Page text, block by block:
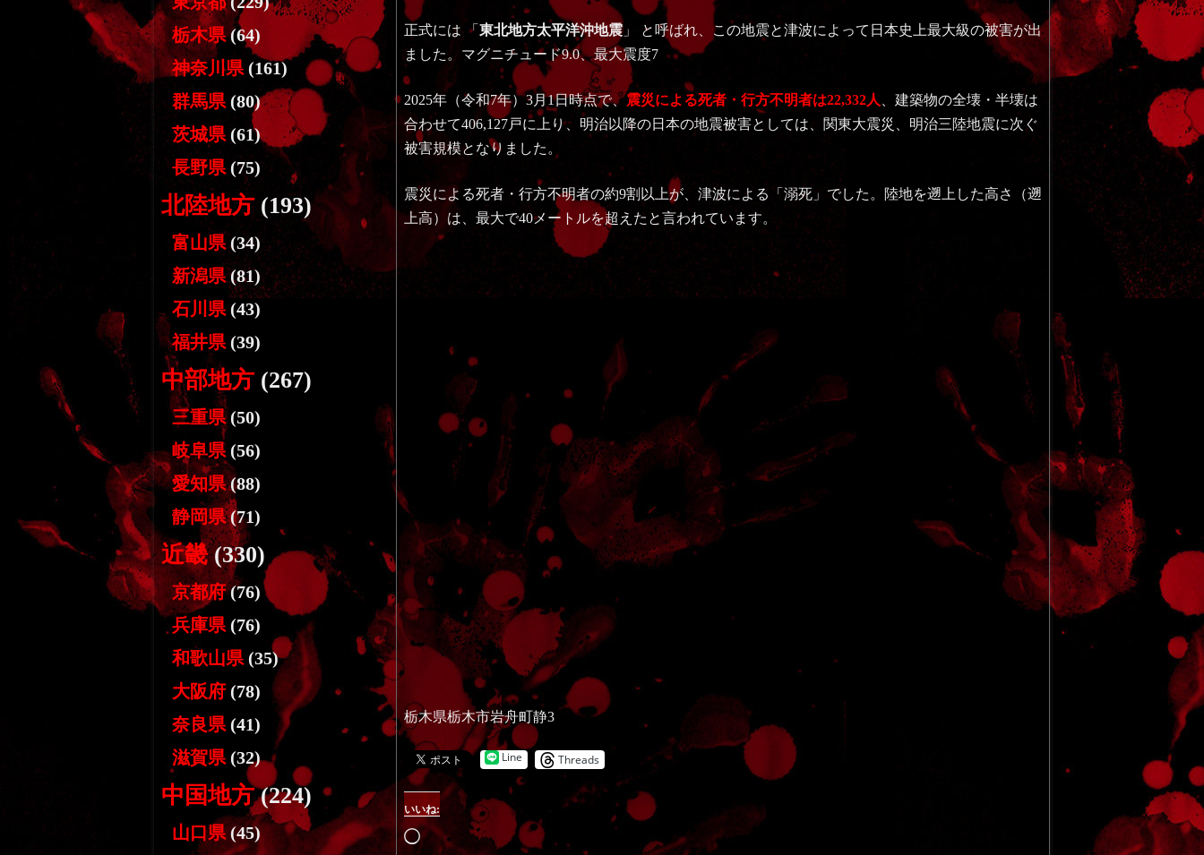
正式には 「 東北地方太平洋沖地震」 と呼ばれ、この地震と津波によって日本史上最大級の被害が出
ました。マグニチュード9.0、最大震度7
2025年（令和7年）3月1日時点で、震災による死者・行方不明者は22,332人
、建築物の全壊・半壊は
合わせて406,127戸に上り、明治以降の日本の地震被害としては、関東大震災、明治三陸地震に次ぐ
被害規模となりました。
震災による死者・行方不明者の約9割以上が、津波による「溺死」でした。陸地を遡上した高さ（遡
上高）は、最大で40メートルを超えたと言われています。
栃木県栃木市岩舟町静3
Line Threads
いいね:
読
栃木県(64)
神奈川県 (161)
群馬県 (80)
茨城県 (61)
長野県 (75)
北陸地方 (193)
富山県(34)
新潟県(81)
石川県 (43)
福井県 (39)
中部地方 (267)
三重県(50)
岐阜県 (56)
愛知県(88)
静岡県(71)
近畿(330)
京都府(76)
兵庫県 (76)
和歌山県 (35)
大阪府 (78)
奈良県 (41)
滋賀県 (32)
中国地方(224)
山口県(45)